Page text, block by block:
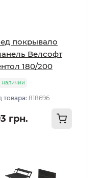
покрывало
Велсофт
180/200
наличии
товара: 818696
грн.